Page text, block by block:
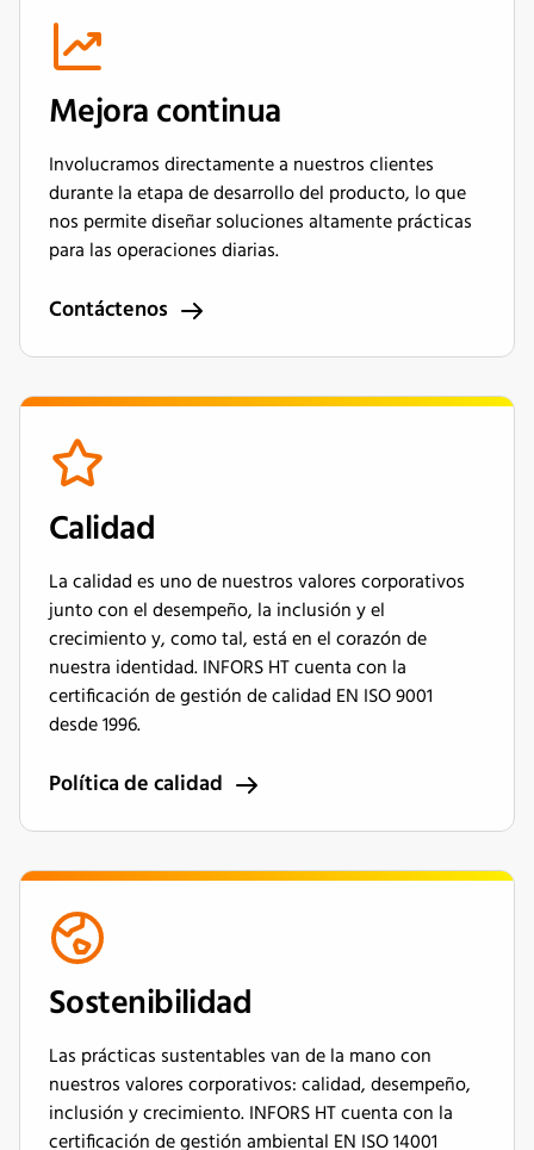
Mejora continua
Involucramos directamente a nuestros clientes
durante la etapa de desarrollo del producto, lo que
nos permite diseñar soluciones altamente prácticas
para las operaciones diarias.
Contáctenos
Calidad
La calidad es uno de nuestros valores corporativos
junto con el desempeño, la inclusión y el
crecimiento y, como tal, está en el corazón de
nuestra identidad. INFORS HT cuenta con la
certificación de gestión de calidad EN ISO 9001
desde 1996.
Política de calidad
Sostenibilidad
Las prácticas sustentables van de la mano con
nuestros valores corporativos: calidad, desempeño,
inclusión y crecimiento. INFORS HT cuenta con la
certificación de gestión ambiental EN ISO 14001